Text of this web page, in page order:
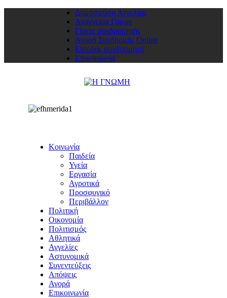
Δημοσιεύση Αγγελίας
Αναγγελία Γάμου
Γίνετε συνδρομητής
Αγορά Συνδρομής Online
Είσοδος συνδρομητή
Επικοινωνία
Κοινωνία
Παιδεία
Υγεία
Εργασία
Αγροτικά
Προσφυγικό
Περιβάλλον
Πολιτική
Οικονομία
Πολιτισμός
Αθλητικά
Αγγελίες
Αστυνομικά
Συνεντεύξεις
Απόψεις
Αγορά
Επικοινωνία